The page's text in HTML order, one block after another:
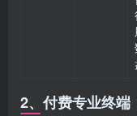
2、付费专业终端